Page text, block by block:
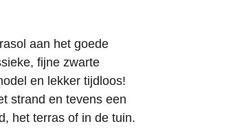
aan het goede
fijne zwarte
en lekker tijdloos!
strand en tevens een
het terras of in de tuin.